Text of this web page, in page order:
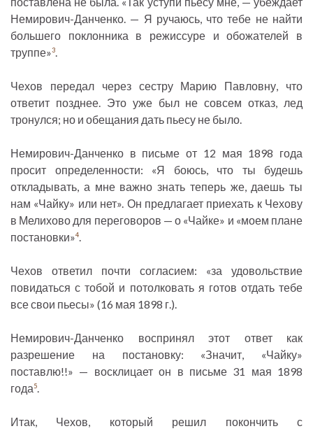
Немирович-Данченко. — Я ручаюсь, что тебе не найти
большего поклонника в режиссуре и обожателей в
труппе»3.
Чехов передал через сестру Марию Павловну, что
ответит позднее. Это уже был не совсем отказ, лед
тронулся; но и обещания дать пьесу не было.
Немирович-Данченко в письме от 12 мая 1898 года
просит определенности: «Я боюсь, что ты будешь
откладывать, а мне важно знать теперь же, даешь ты
нам «Чайку» или нет». Он предлагает приехать к Чехову
в Мелихово для переговоров — о «Чайке» и «моем плане
постановки»4.
Чехов ответил почти согласием: «за удовольствие
повидаться с тобой и потолковать я готов отдать тебе
все свои пьесы» (16 мая 1898 г.).
Немирович-Данченко воспринял этот ответ как
разрешение на постановку: «Значит, «Чайку»
поставлю!!» — восклицает он в письме 31 мая 1898
года5.
Итак, Чехов, который решил покончить с